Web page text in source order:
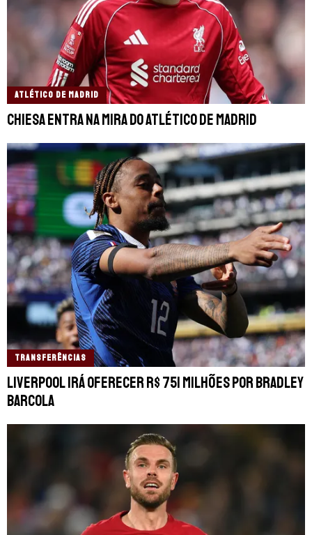
ATLÉTICO DE MADRID
Chiesa entra na mira do Atlético de Madrid
TRANSFERÊNCIAS
Liverpool irá oferecer R$ 751 milhões por Bradley
Barcola